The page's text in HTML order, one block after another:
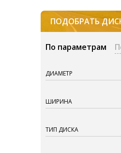
ПОДОБРАТЬ
По параметрам
ДИАМЕТР
ШИРИНА
ТИП ДИСКА